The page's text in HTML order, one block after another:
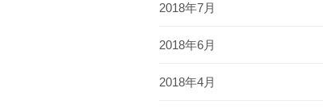
2018年7月
2018年6月
2018年4月